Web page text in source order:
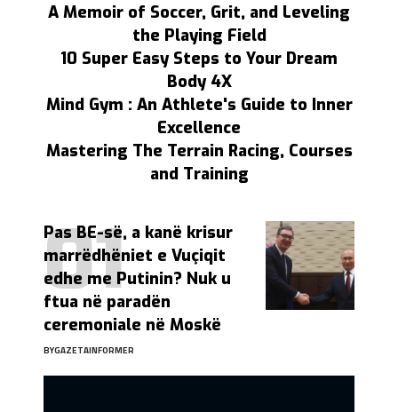
A Memoir of Soccer, Grit, and Leveling
the Playing Field
10 Super Easy Steps to Your Dream
Body 4X
Mind Gym : An Athlete's Guide to Inner
Excellence
Mastering The Terrain Racing, Courses
and Training
Pas BE-së, a kanë krisur
marrëdhëniet e Vuçiqit
edhe me Putinin? Nuk u
ftua në paradën
ceremoniale në Moskë
BYGAZETAINFORMER